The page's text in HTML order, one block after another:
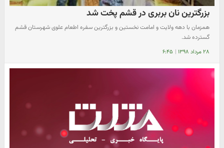
بزرگترین نان بربری در قشم پخت شد
همزمان با دهه ولایت و امامت نخستین و بزرگترین سفره اطعام علوی شهرستان قشم
گسترده شد.
۲۸ مرداد ۱۳۹۸ | ۶:۴۵